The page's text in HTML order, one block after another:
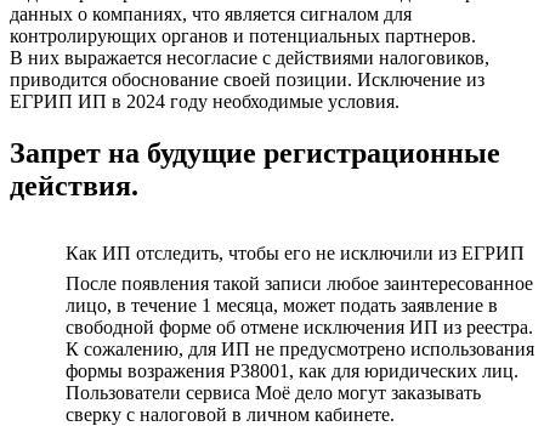
данных о компаниях, что является сигналом для
контролирующих органов и потенциальных партнеров.
В них выражается несогласие с действиями налоговиков,
приводится обоснование своей позиции. Исключение из
ЕГРИП ИП в 2024 году необходимые условия.
Запрет на будущие регистрационные
действия.
Как ИП отследить, чтобы его не исключили из ЕГРИП
После появления такой записи любое заинтересованное
лицо, в течение 1 месяца, может подать заявление в
свободной форме об отмене исключения ИП из реестра.
К сожалению, для ИП не предусмотрено использования
формы возражения Р38001, как для юридических лиц.
Пользователи сервиса Моё дело могут заказывать
сверку с налоговой в личном кабинете.